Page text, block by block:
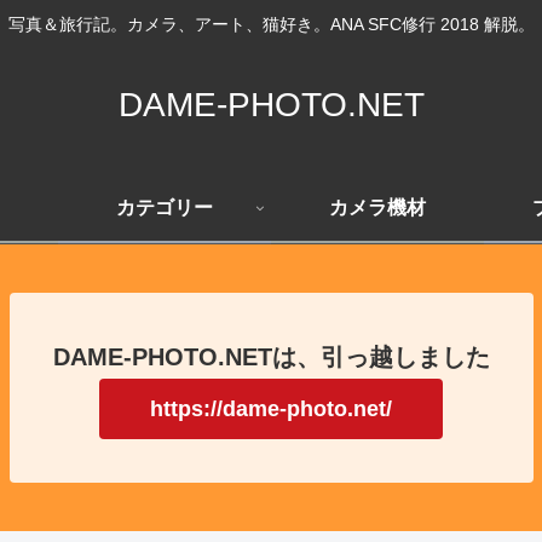
写真＆旅行記。カメラ、アート、猫好き。ANA SFC修行 2018 解脱。
DAME-PHOTO.NET
カテゴリー カメラ機材
DAME-PHOTO.NETは、引っ越しました
https://dame-photo.net/